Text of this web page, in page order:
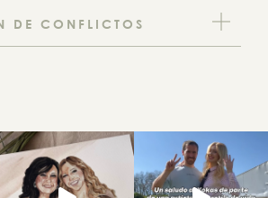
DE CONFLICTOS